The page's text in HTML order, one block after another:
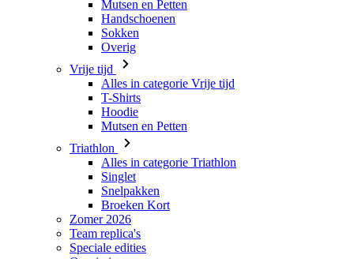
Alles in categorie Vrije tijd
T-Shirts
Hoodie
Mutsen en Petten
Triathlon
Alles in categorie Triathlon
Singlet
Snelpakken
Broeken Kort
Zomer 2026
Team replica's
Speciale edities
Opruiming
Waardebonnen
Kinderen
Alles in categorie Kinderen